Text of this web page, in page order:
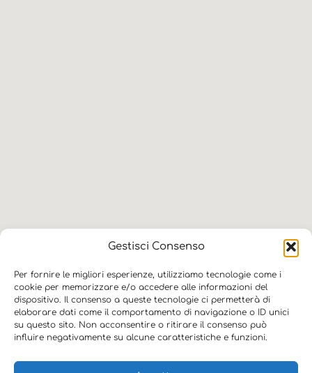
Gestisci Consenso
Per fornire le migliori esperienze, utilizziamo tecnologie come i
cookie per memorizzare e/o accedere alle informazioni del
dispositivo. Il consenso a queste tecnologie ci permetterà di
elaborare dati come il comportamento di navigazione o ID unici
su questo sito. Non acconsentire o ritirare il consenso può
influire negativamente su alcune caratteristiche e funzioni.
© 2026 Blugroup SRL, Via Francia 9 – 35010 Vigonza (PD) | P.Iva:
05416810280 | Capitale sociale i.v. € 25.000 | REA PD-465908
Blutech SRL, P.Iva: 03251920280 | Capitale sociale i.v. €40.000 | REA